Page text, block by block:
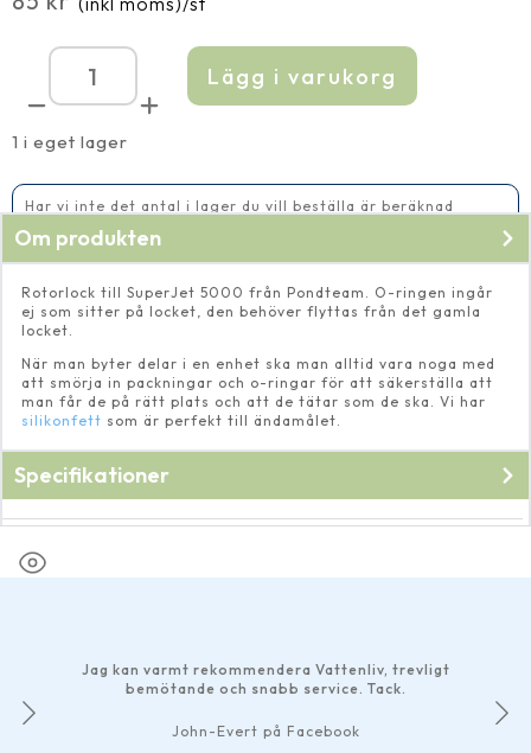
1 i eget lager
Rotorlock
SuperJet
mängd
Lägg i varukorg
Har vi inte det antal i lager du vill beställa är beräknad
Om produkten
Rotorlock till SuperJet 5000 från Pondteam. O-ringen ingår
ej som sitter på locket, den behöver flyttas från det gamla
locket.
När man byter delar i en enhet ska man alltid vara noga med
att smörja in packningar och o-ringar för att säkerställa att
man får de på rätt plats och att de tätar som de ska. Vi har
silikonfett som är perfekt till ändamålet.
Specifikationer
Jag kan varmt rekommendera Vattenliv, trevligt
bemötande och snabb service. Tack.
John-Evert på Facebook